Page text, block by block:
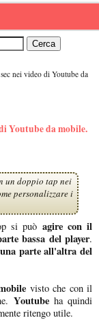
nei video di Youtube da
Youtube da mobile.
un doppio tap nei
personalizzare i
si può agire con il
bassa del player.
parte all'altra del
visto che con il
Youtubeha quindi
ritengo utile.